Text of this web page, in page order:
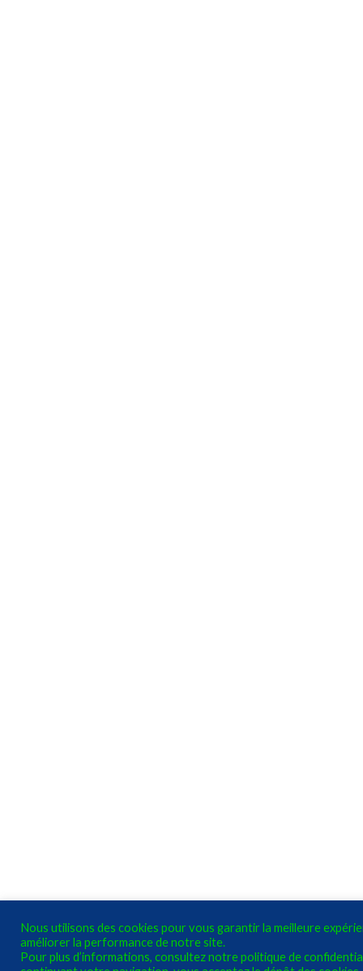
Nous utilisons des cookies pour vous garantir la meilleure
améliorer la performance de notre site.
Pour plus d’informations, consultez notre politique de